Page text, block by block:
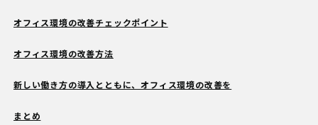
オフィス環境の改善チェックポイント
オフィス環境の改善方法
新しい働き方の導入とともに、オフィス環境の改善を
まとめ